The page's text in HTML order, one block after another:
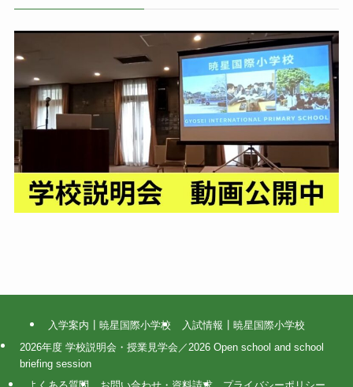
入学案内┃暁星国際小学校
入試情報┃暁星国際小学校
2026年度 学校説明会・授業見学会／2026 Open school and school
briefing session